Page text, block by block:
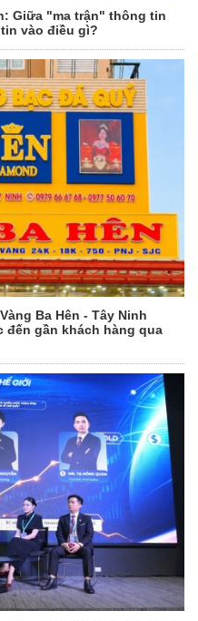
Giữa "ma trận" thông tin
vào điều gì?
Ba Hên - Tây Ninh
đến gần khách hàng qua